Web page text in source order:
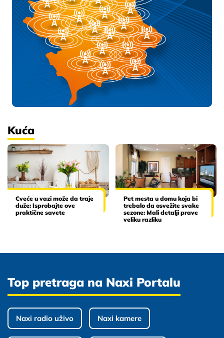
Kuća
Cveće u vazi može da traje
duže: Isprobajte ove
praktične savete
Pet mesta u domu koja bi
trebalo da osvežite svake
sezone: Mali detalji prave
veliku razliku
Top pretraga na Naxi Portalu
Naxi radio uživo Naxi kamere